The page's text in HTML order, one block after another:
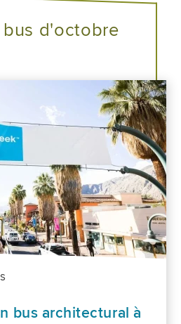
d'octobre
bus architectural à